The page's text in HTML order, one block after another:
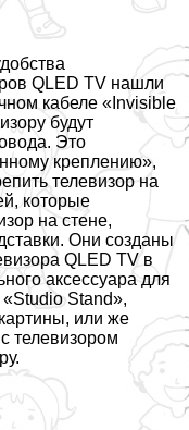
QLED TV нашли
кабеле «Invisible
будут
Это
креплению»,
телевизор на
которые
на стене,
Они созданы
QLED TV в
аксессуара для
Stand»,
или же
телевизором